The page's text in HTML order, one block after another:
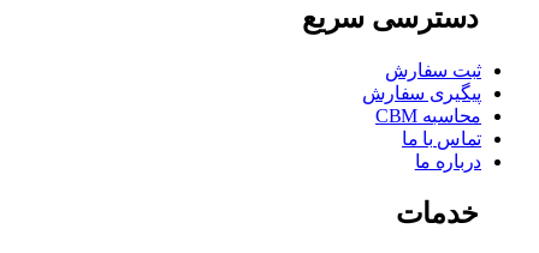
دسترسی سریع
ثبت سفارش
پیگیری سفارش
محاسبه CBM
تماس با ما
درباره ما
خدمات